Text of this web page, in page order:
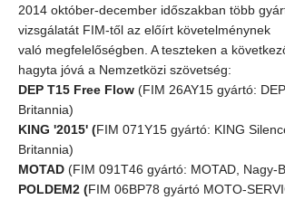
2014 október-december időszakban több
vizsgálatát FIM-től az előírt követelménynek
való megfelelőségben. A teszteken a
hagyta jóvá a Nemzetközi szövetség:
DEP T15 Free Flow (FIM 26AY15 gyártó:
Britannia)
KING '2015' (FIM 071Y15 gyártó: KING
Britannia)
MOTAD (FIM 091T46 gyártó: MOTAD, Nagy-
POLDEM2 (FIM 06BP78 gyártó MOTO-